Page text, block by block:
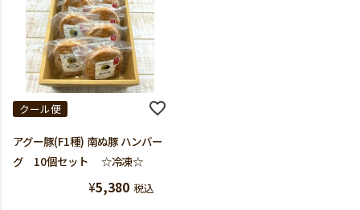
クール便
アグー豚(F1種) 南ぬ豚 ハンバー
グ 10個セット ☆冷凍☆
¥5,380 税込